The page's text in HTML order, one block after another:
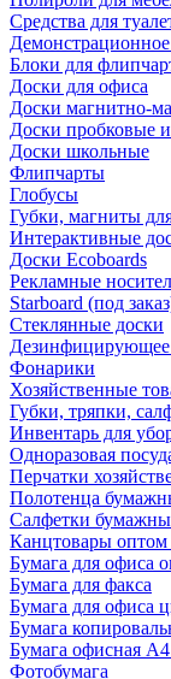
Средства для
Блоки для
Доски для офиса
Доски магнитно-
Доски пробковые
Доски школьные
Флипчарты
Глобусы
Губки, магниты
Интерактивные
Доски Ecoboards
Рекламные
Starboard (под
Стеклянные доски
Дезинфицирующее
Фонарики
Хозяйственные
Губки, тряпки,
Инвентарь для
Одноразовая
Перчатки
Полотенца
Салфетки
Канцтовары оптом
Бумага для офиса
Бумага для факса
Бумага для офиса
Бумага
Бумага офисная
Фотобумага